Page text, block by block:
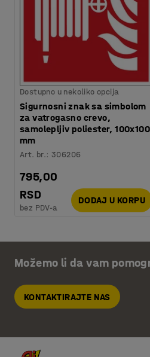
Dostupno u nekoliko opcija
Sigurnosni znak sa simbolom
za vatrogasno crevo,
samolepljiv poliester, 100x100
mm
Art. br.:306206
795,00
RSD
bez PDV-a
DODAJ U KORPU
Možemo li da vam
KONTAKTIRAJTE NAS